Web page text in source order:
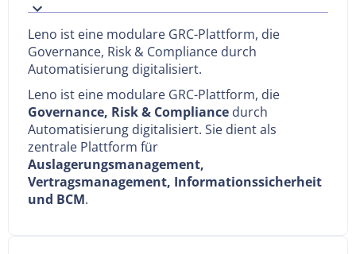
Leno ist eine modulare GRC-Plattform, die
Governance, Risk & Compliance durch
Automatisierung digitalisiert.
Leno ist eine modulare GRC-Plattform, die
Governance, Risk & Compliance durch
Automatisierung digitalisiert. Sie dient als
zentrale Plattform für
Auslagerungsmanagement,
Vertragsmanagement, Informationssicherheit
und BCM.